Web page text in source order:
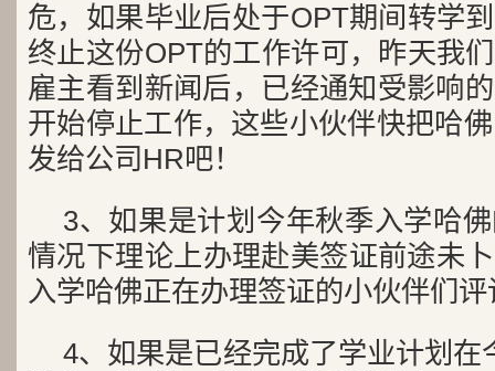
危，如果毕业后处于OPT期间转学
终止这份OPT的工作许可，昨天我
雇主看到新闻后，已经通知受影响
开始停止工作，这些小伙伴快把哈
发给公司HR吧！
3、如果是计划今年秋季入学哈
情况下理论上办理赴美签证前途未
入学哈佛正在办理签证的小伙伴们
4、如果是已经完成了学业计划在